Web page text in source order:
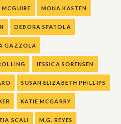
MCGUIRE MONA KASTEN
DEBORA SPATOLA
GAZZOLA
JESSICA SORENSEN
SUSAN ELIZABETH PHILLIPS
KATIE MCGARRY
SCALI M.G. REYES